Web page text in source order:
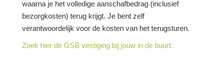
waarna je het volledige aanschafbedrag (inclusief
bezorgkosten) terug krijgt. Je bent zelf
verantwoordelijk voor de kosten van het terugsturen.
Zoek hier de GSB vestiging bij jouw in de buurt.